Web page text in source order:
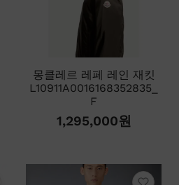
몽클레르 레페 레인 재킷
L10911A0016168352835_
F
1,295,000원